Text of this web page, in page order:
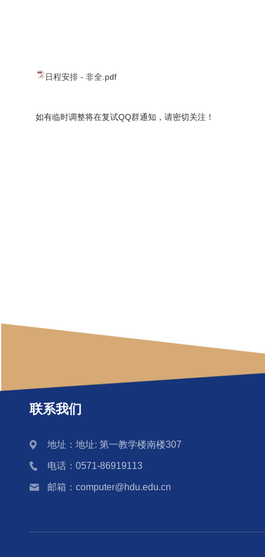
日程安排 - 非全.pdf
如有临时调整将在复试QQ群通知，请密切关注！
联系我们
地址：地址: 第一教学楼南楼307
电话：0571-86919113
邮箱：computer@hdu.edu.cn